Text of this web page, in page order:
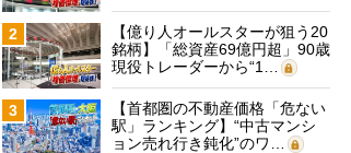
2
【億り人オールスターが狙う20
銘柄】「総資産69億円超」90歳
現役トレーダーから“1…
3
【首都圏の不動産価格「危ない
駅」ランキング】“中古マンシ
ョン売れ行き鈍化”のワ…